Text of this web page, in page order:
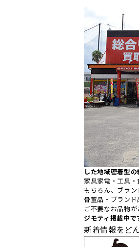
した地域密着型の
家具家電・工具・
もちろん、ブラン
骨董品・ブラン
ご不要なお品物
ジモティ掲載中で
新着情報をど